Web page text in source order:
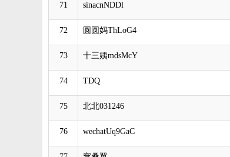
71 sinacnNDDl
72 圆圆妈ThLoG4
73 十三姨mdsMcY
74 TDQ
75 北北031246
76 wechatUq9GaC